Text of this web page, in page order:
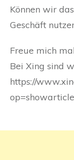
Können wir
Geschäft
Freue mich
Bei Xing sind
https://